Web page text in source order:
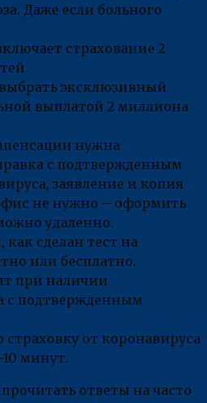
Даже если больного
страхование 2
эксклюзивный
выплатой 2 миллиона
нужна
с подтвержденным
заявление и копия
не нужно – оформить
удаленно.
сделан тест на
или бесплатно.
при наличии
с подтвержденным
от коронавируса
минут.
ответы на часто